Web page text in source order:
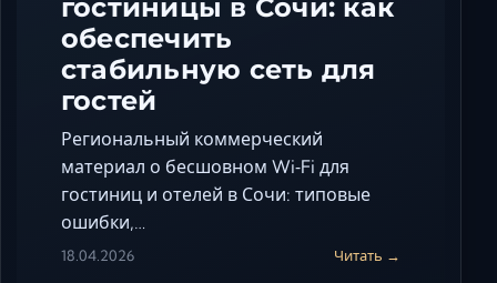
гостиницы в Сочи: как
обеспечить
стабильную сеть для
гостей
Региональный коммерческий
материал о бесшовном Wi‑Fi для
гостиниц и отелей в Сочи: типовые
ошибки,…
18.04.2026 Читать →